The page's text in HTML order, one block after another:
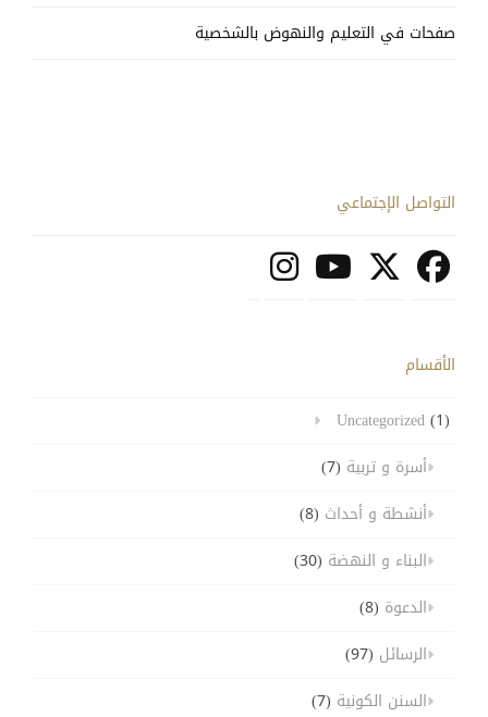
صفحات في التعليم والنهوض بالشخصية
التواصل الإجتماعي
الأقسام
Uncategorized(1)
أسرة و تربية (7)
أنشطة و أحداث (8)
البناء و النهضة (30)
الدعوة (8)
الرسائل (97)
السنن الكونية (7)